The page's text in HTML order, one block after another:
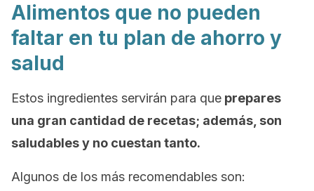
Alimentos que no pueden
faltar en tu plan de ahorro y
salud
Estos ingredientes servirán para que prepares
una gran cantidad de recetas; además, son
saludables y no cuestan tanto.
Algunos de los más recomendables son: